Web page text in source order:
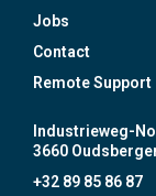
Jobs
Contact
Remote Support
Industrieweg-
3660
+32 89 85 86 87